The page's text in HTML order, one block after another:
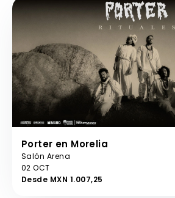
Porter en Morelia
Salón Arena
02 OCT
Desde MXN 1.007,25